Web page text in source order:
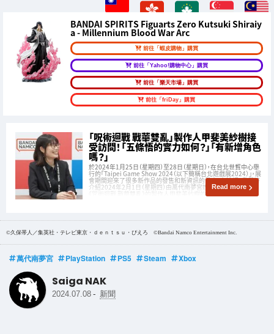
BANDAI SPIRITS Figuarts Zero Kutsuki Shiraiy
a - Millennium Blood War Arc
前往「蝦皮購物」購買
前往「Yahoo!購物中心」購買
前往「樂天市場」購買
前往「friDay」購買
「呪術迴戰 戰華雙亂」製作人甲斐美紗樹接
受訪問！「五條悟的實力如何？」「有新增角色
嗎？」
於2024年1月25日（星期四）至28日（星期日），在台北世貿中心舉
行的「Taipei Game Show 2024（以下簡稱台北遊戲展2024）」，展
會期間迎來了很多新作品的發售和新資訊的發表。在這裡，我們將
介紹2024年2月1日（星期四）由萬代南夢宮娛樂發售的最新作品
《咒術迴戰 戰華雙亂》的製作人甲斐美紗樹的訪談情
Read more
©久保帯人／集英社・テレビ東京・ｄｅｎｔｓｕ・ぴえろ ©Bandai Namco Entertainment Inc.
萬代南夢宮 PlayStation PS5 Steam Xbox
Saiga NAK
2024.07.08 - 新聞